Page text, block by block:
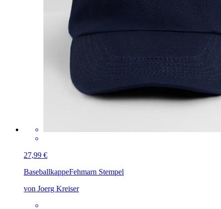
27,99 €
BaseballkappeFehmarn Stempel
von Joerg Kreiser